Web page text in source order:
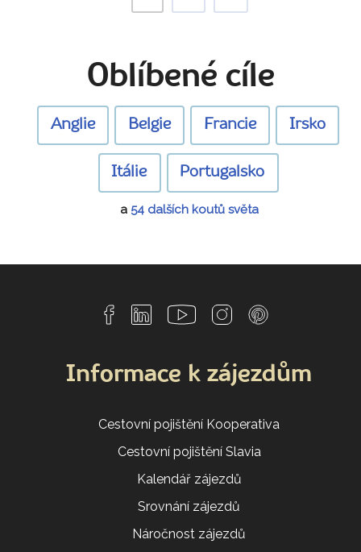
Oblíbené cíle
Anglie Belgie Francie Irsko
Itálie Portugalsko
a 54 dalších koutů světa
Informace k zájezdům
Cestovní pojištění Kooperativa
Cestovní pojištění Slavia
Kalendář zájezdů
Srovnání zájezdů
Náročnost zájezdů